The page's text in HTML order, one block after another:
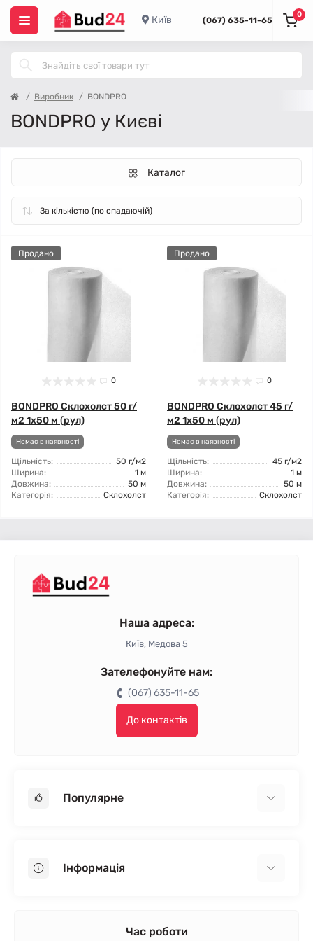
Київ (067) 635-11-65
0
Виробник BONDPRO
BONDPRO у Києві
Каталог
Продано
0
BONDPRO Склохолст 50 г/
м2 1x50 м (рул)
Немає в наявності
Щільність:
50 г/м2
Ширина:
1 м
Довжина:
50 м
Категорія:
Склохолст
Продано
0
BONDPRO Склохолст 45 г/
м2 1x50 м (рул)
Немає в наявності
Щільність:
45 г/м2
Ширина:
1 м
Довжина:
50 м
Категорія:
Склохолст
Наша адреса:
Київ, Медова 5
Зателефонуйте нам:
(067) 635-11-65
До контактів
Популярне
Пінопласт
Інформація
Час роботи